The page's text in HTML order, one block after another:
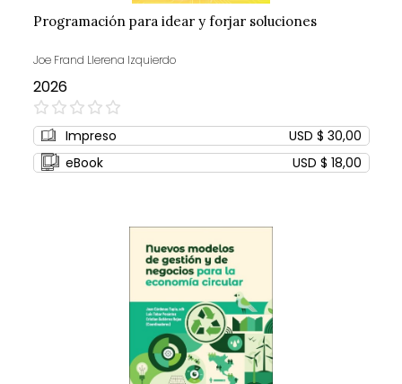
Programación para idear y forjar soluciones
Joe Frand Llerena Izquierdo
2026
0%
Impreso
USD $ 30,00
eBook
USD $ 18,00